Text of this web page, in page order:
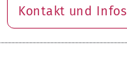
Kontakt und Infos